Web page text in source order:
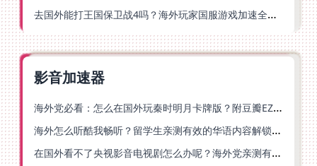
去国外能打王国保卫战4吗？海外玩家国服游戏加速全攻略（附公主连结幻想江湖实测）
影音加速器
海外党必看：怎么在国外玩秦时明月卡牌版？附豆瓣EZCast地区限制破解法
海外怎么听酷我畅听？留学生亲测有效的华语内容解锁指南
在国外看不了央视影音电视剧怎么办呢？海外党亲测有效的回国加速方案